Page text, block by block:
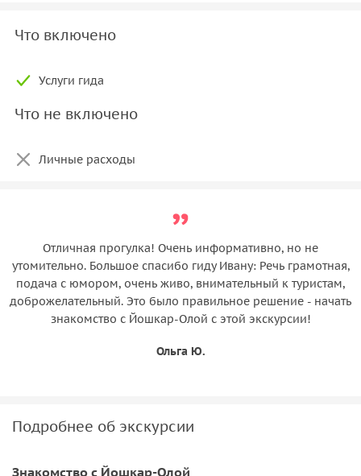
Что включено
Услуги гида
Что не включено
Личные расходы
Отличная прогулка! Очень информативно, но не
утомительно. Большое спасибо гиду Ивану: Речь грамотная,
подача с юмором, очень живо, внимательный к туристам,
доброжелательный. Это было правильное решение - начать
знакомство с Йошкар-Олой с этой экскурсии!
Ольга Ю.
Подробнее об экскурсии
Знакомство с Йошкар-Олой